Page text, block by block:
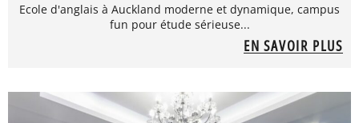
Ecole d'anglais à Auckland moderne et dynamique, campus
fun pour étude sérieuse...
EN SAVOIR PLUS